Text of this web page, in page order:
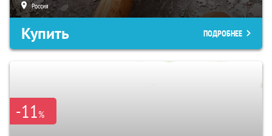
Россия
Купить ПОДРОБНЕЕ
-11%